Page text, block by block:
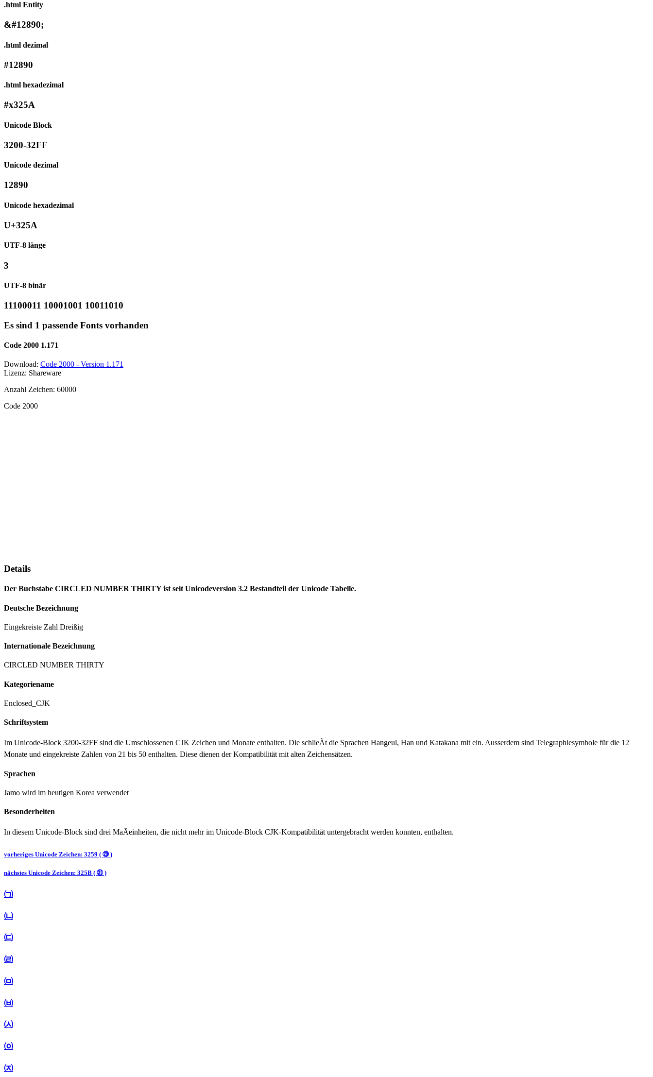
.html Entity
&#12890;
.html dezimal
#12890
.html hexadezimal
#x325A
Unicode Block
3200-32FF
Unicode dezimal
12890
Unicode hexadezimal
U+325A
UTF-8 länge
3
UTF-8 binär
11100011 10001001 10011010
Es sind 1 passende Fonts vorhanden
Code 2000 1.171
Download: Code 2000 - Version 1.171
Lizenz: Shareware
Anzahl Zeichen: 60000
Code 2000
Details
Der Buchstabe CIRCLED NUMBER THIRTY ist seit Unicodeversion 3.2 Bestandteil der Unicode Tabelle.
Deutsche Bezeichnung
Eingekreiste Zahl Dreißig
Internationale Bezeichnung
CIRCLED NUMBER THIRTY
Kategoriename
Enclosed_CJK
Schriftsystem
Im Unicode-Block 3200-32FF sind die Umschlossenen CJK Zeichen und Monate enthalten. Die schlieÃt die Sprachen Hangeul, Han und Katakana mit ein. Ausserdem sind Telegraphiesymbole für die 12
Monate und eingekreiste Zahlen von 21 bis 50 enthalten. Diese dienen der Kompatibilität mit alten Zeichensätzen.
Sprachen
Jamo wird im heutigen Korea verwendet
Besonderheiten
In diesem Unicode-Block sind drei MaÃeinheiten, die nicht mehr im Unicode-Block CJK-Kompatibilität untergebracht werden konnten, enthalten.
vorheriges Unicode Zeichen: 3259 ( ㉙ )
nächstes Unicode Zeichen: 325B ( ㉛ )
㈀
㈁
㈂
㈃
㈄
㈅
㈆
㈇
㈈